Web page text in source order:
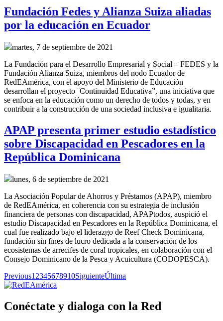
Fundación Fedes y Alianza Suiza aliadas
por la educación en Ecuador
martes, 7 de septiembre de 2021
La Fundación para el Desarrollo Empresarial y Social – FEDES y la
Fundación Alianza Suiza, miembros del nodo Ecuador de
RedEAmérica, con el apoyo del Ministerio de Educación
desarrollan el proyecto ¨Continuidad Educativa”, una iniciativa que
se enfoca en la educación como un derecho de todos y todas, y en
contribuir a la construcción de una sociedad inclusiva e igualitaria.
APAP presenta primer estudio estadístico
sobre Discapacidad en Pescadores en la
República Dominicana
lunes, 6 de septiembre de 2021
La Asociación Popular de Ahorros y Préstamos (APAP), miembro
de RedEAmérica, en coherencia con su estrategia de inclusión
financiera de personas con discapacidad, APAPtodos, auspició el
estudio Discapacidad en Pescadores en la República Dominicana, el
cual fue realizado bajo el liderazgo de Reef Check Dominicana,
fundación sin fines de lucro dedicada a la conservación de los
ecosistemas de arrecifes de coral tropicales, en colaboración con el
Consejo Dominicano de la Pesca y Acuicultura (CODOPESCA).
Previous1 2345678910SiguienteÚltima
Conéctate y dialoga con la Red